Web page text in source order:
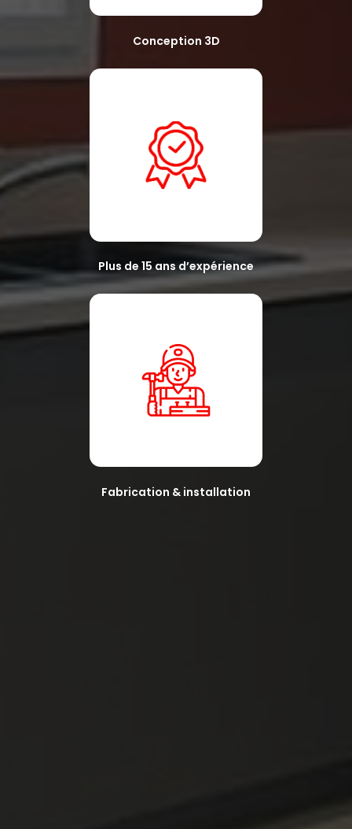
Conception 3D
Plus de 15 ans d’expérience
Fabrication & installation